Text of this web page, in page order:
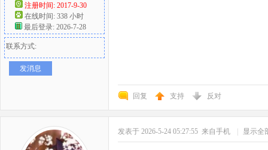
注册时间: 2017-9-30
在线时间: 338 小时
最后登录: 2026-7-28
联系方式:
发消息
回复 支持 反对
发表于 2026-5-24 05:27:55 来自手机 显示全